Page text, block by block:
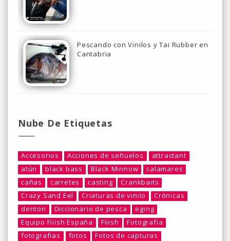
Pescando con Vinilos y Tai Rubber en
Cantabria
Nube De Etiquetas
Accesorios Acciones de señuelos
attractant
atún
black bass Black Minnow
calamares
cañas
carretes casting
Crankbaits
Crazy Sand Eel
Criaturas de vinilo
Crónicas
denton
Diccionario de pesca
eging
Equipo Fiiish España
Fiiish
Fotografia
fotografias
fotos Fotos de capturas